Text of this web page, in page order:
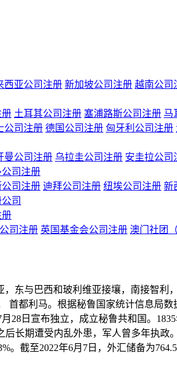
西亚公司注册 新加坡公司注册 越南公司
册 土耳其公司注册 塞浦路斯公司注册 马
公司注册 德国公司注册 匈牙利公司注册
曼公司注册 乌拉圭公司注册 安圭拉公司
司注册
司注册 迪拜公司注册 纽埃公司注册 新
司
册
司注册 英国基金会公司注册 澳门社团
东与巴西和玻利维亚接壤，南接智利
都利马。根据秘鲁国家统计信息局
28日宣布独立，成立秘鲁共和国。
长期遭受内乱外患，军人曾多年执政
。截至2022年6月7日，外汇储备为